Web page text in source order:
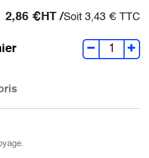
2,86 €HT /Soit 3,43 € TTC